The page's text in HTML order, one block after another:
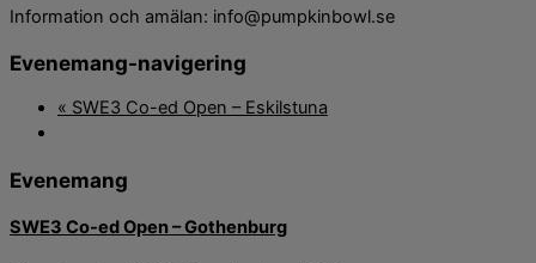
Information och amälan: info@pumpkinbowl.se
Evenemang-navigering
« SWE3 Co-ed Open – Eskilstuna
Evenemang
SWE3 Co-ed Open – Gothenburg